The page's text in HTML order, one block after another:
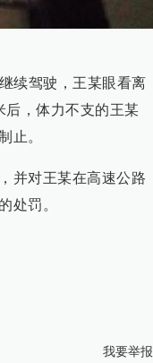
续驾驶，王某眼看离
后，体力不支的王某
止。
并对王某在高速公路
处罚。
我要举报